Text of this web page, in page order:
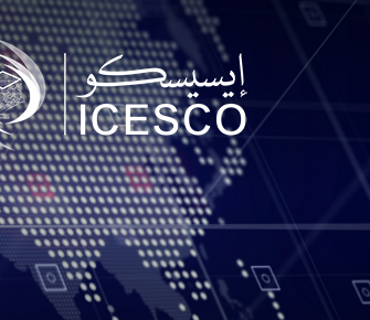
من نحن
مجال عملنا
تأثيرنا
البيانات
المركز الإعلامي
للتواصل